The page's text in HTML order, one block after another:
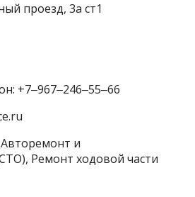
проезд, 3а ст1
+7‒967‒246‒55‒66
и
Ремонт ходовой части